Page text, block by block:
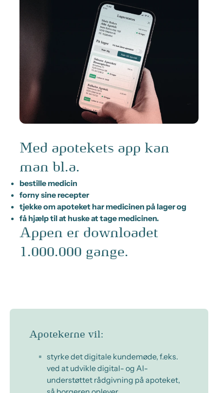
Med apotekets app kan
man bl.a.
bestille medicin
forny sine recepter
tjekke om apoteket har medicinen på lager og
få hjælp til at huske at tage medicinen.
Appen er downloadet
1.000.000 gange.
Apotekerne vil:
styrke det digitale kundemøde, f.eks.
ved at udvikle digital- og AI-
understøttet rådgivning på apoteket,